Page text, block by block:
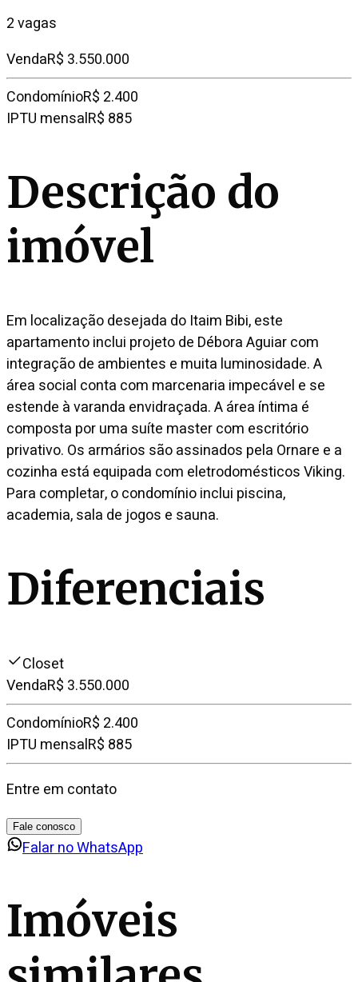
2 vagas
VendaR$ 3.550.000
CondomínioR$ 2.400
IPTU mensalR$ 885
Descrição do
imóvel
Em localização desejada do Itaim Bibi, este
apartamento inclui projeto de Débora Aguiar com
integração de ambientes e muita luminosidade. A
área social conta com marcenaria impecável e se
estende à varanda envidraçada. A área íntima é
composta por uma suíte master com escritório
privativo. Os armários são assinados pela Ornare e a
cozinha está equipada com eletrodomésticos Viking.
Para completar, o condomínio inclui piscina,
academia, sala de jogos e sauna.
Diferenciais
Closet
VendaR$ 3.550.000
CondomínioR$ 2.400
IPTU mensalR$ 885
Entre em contato
Fale conosco
Falar no WhatsApp
Imóveis